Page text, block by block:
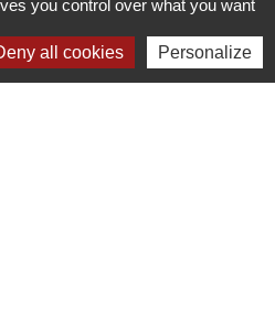
80 40 34
par formulaire
you control over what you want
all cookies Personalize